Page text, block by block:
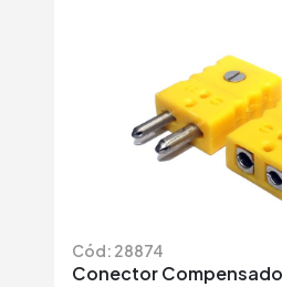
Cód: 28874
Conector